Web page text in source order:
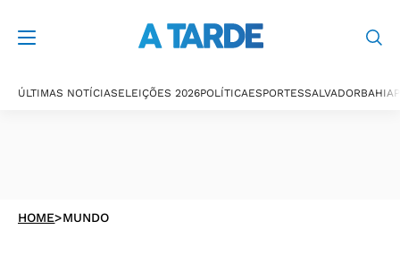
ÚLTIMAS NOTÍCIASELEIÇÕES 2026POLÍTICAESPORTESSALVADORBAHIA
HOME>MUNDO